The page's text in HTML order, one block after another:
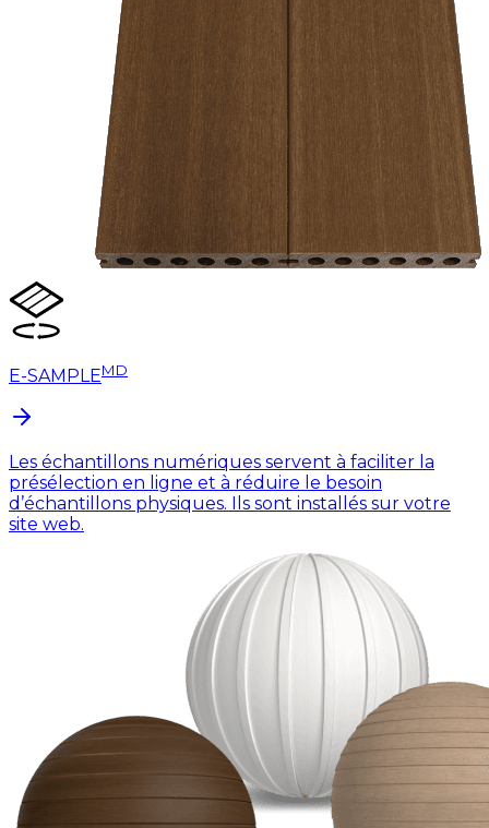
E-SAMPLEMD
Les échantillons numériques servent à faciliter la
présélection en ligne et à réduire le besoin
d’échantillons physiques. Ils sont installés sur votre
site web.